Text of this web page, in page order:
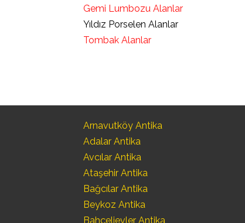
Gemi Lumbozu Alanlar
Yıldız Porselen Alanlar
Tombak Alanlar
Arnavutköy Antika
Adalar Antika
Avcılar Antika
Ataşehir Antika
Bağcılar Antika
Beykoz Antika
Bahçelievler Antika